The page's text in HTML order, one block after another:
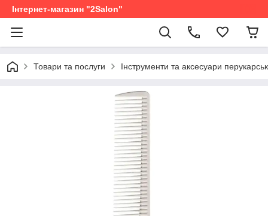
Інтернет-магазин "2Salon"
Товари та послуги Інструменти та аксесуари